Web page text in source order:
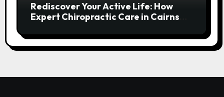
Rediscover Your Active Life: How
Expert Chiropractic Care in Cairns